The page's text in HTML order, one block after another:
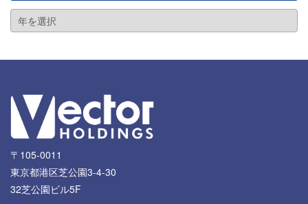
〒105-0011
東京都港区芝公園3-4-30
32芝公園ビル5F